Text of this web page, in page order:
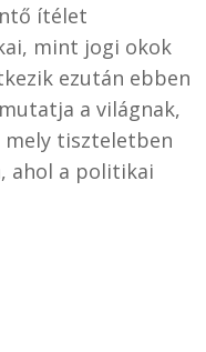
ítélet
mint jogi okok
ezután ebben
a világnak,
mely tiszteletben
ahol a politikai